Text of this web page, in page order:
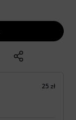
25 zł